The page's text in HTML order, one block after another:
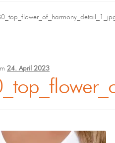
24. April 2023